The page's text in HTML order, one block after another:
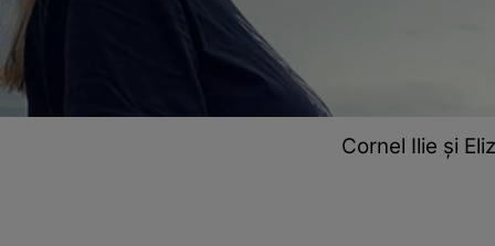
Cornel Ilie și